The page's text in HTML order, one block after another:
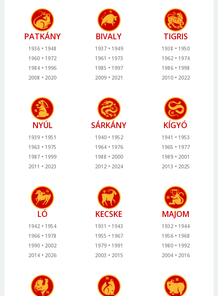
PATKÁNY
1936
1948
1960
1972
1984
1996
2008
2020
BIVALY
1937
1949
1961
1973
1985
1997
2009
2021
TIGRIS
1938
1950
1962
1974
1986
1998
2010
2022
NYÚL
1939
1951
1963
1975
1987
1999
2011
2023
SÁRKÁNY
1940
1952
1964
1976
1988
2000
2012
2024
KÍGYÓ
1941
1953
1965
1977
1989
2001
2013
2025
LÓ
1942
1954
1966
1978
1990
2002
2014
2026
KECSKE
1931
1943
1955
1967
1979
1991
2003
2015
MAJOM
1932
1944
1956
1968
1980
1992
2004
2016